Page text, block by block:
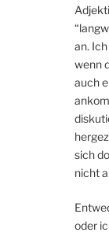
an.
wenn
auch
sich
nicht
oder